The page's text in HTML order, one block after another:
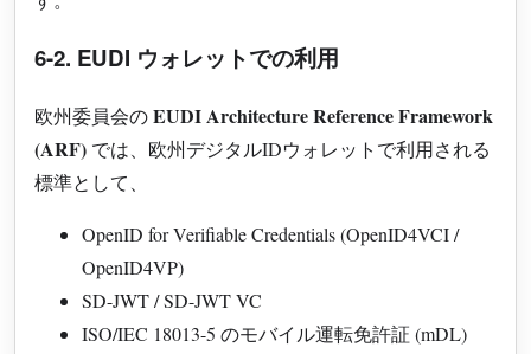
6-2. EUDI ウォレットでの利用
欧州委員会のEUDI Architecture Reference Framework
(ARF) では、欧州デジタルIDウォレットで利用される
標準として、
OpenID for Verifiable Credentials (OpenID4VCI /
OpenID4VP)
SD-JWT / SD-JWT VC
ISO/IEC 18013-5 のモバイル運転免許証 (mDL)